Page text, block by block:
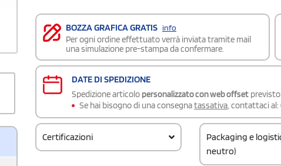
BOZZA GRAFICA GRATIS info
Per ogni ordine effettuato verrà inviata tramite mail
una simulazione pre-stampa da confermare.
DATE DI SPEDIZIONE
Spedizione articolo personalizzato con web offset previsto
Se hai bisogno di una consegnatassativa , contattaci al:
Certificazioni
Packaging e
neutro)